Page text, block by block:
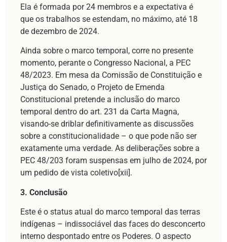
Ela é formada por 24 membros e a expectativa é
que os trabalhos se estendam, no máximo, até 18
de dezembro de 2024.
Ainda sobre o marco temporal, corre no presente
momento, perante o Congresso Nacional, a PEC
48/2023. Em mesa da Comissão de Constituição e
Justiça do Senado, o Projeto de Emenda
Constitucional pretende a inclusão do marco
temporal dentro do art. 231 da Carta Magna,
visando-se driblar definitivamente as discussões
sobre a constitucionalidade – o que pode não ser
exatamente uma verdade. As deliberações sobre a
PEC 48/203 foram suspensas em julho de 2024, por
um pedido de vista coletivo[xii].
3. Conclusão
Este é o status atual do marco temporal das terras
indígenas – indissociável das faces do desconcerto
interno despontado entre os Poderes. O aspecto